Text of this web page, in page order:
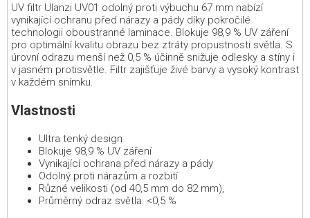
UV filtr Ulanzi UV01 odolný proti výbuchu 67 mm nabízí
vynikající ochranu před nárazy a pády díky pokročilé
technologii oboustranné laminace. Blokuje 98,9 % UV záření
pro optimální kvalitu obrazu bez ztráty propustnosti světla. S
úrovní odrazu menší než 0,5 % účinně snižuje odlesky a stíny i
v jasném protisvětle. Filtr zajišťuje živé barvy a vysoký kontrast
v každém snímku.
Vlastnosti
Ultra tenký design
Blokuje 98,9 % UV záření
Vynikající ochrana před nárazy a pády
Odolný proti nárazům a rozbití
Různé velikosti (od 40,5 mm do 82 mm),
Průměrný odraz světla: <0,5 %